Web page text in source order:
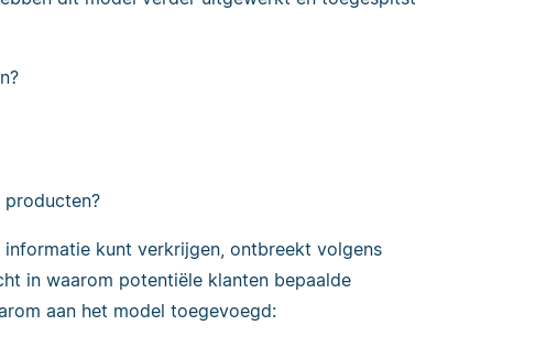
producten?
kunt verkrijgen, ontbreekt volgens
in waarom potentiële klanten bepaalde
aan het model toegevoegd: